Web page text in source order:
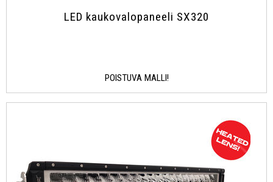
LED kaukovalopaneeli SX320
POISTUVA MALLI!